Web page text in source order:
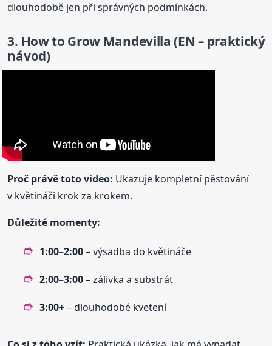
dlouhodobě jen při správných podmínkách.
3. How to Grow Mandevilla (EN – praktický
návod)
Proč právě toto video: Ukazuje kompletní pěstování
v květináči krok za krokem.
Důležité momenty:
1:00–2:00– výsadba do květináče
2:00–3:00– zálivka a substrát
3:00+– dlouhodobé kvetení